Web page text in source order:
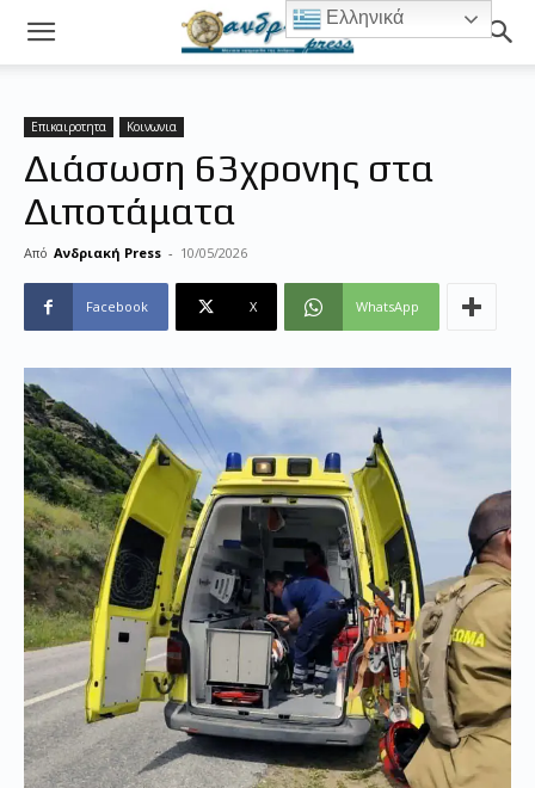
Επικαιροτητα Κοινωνια
Διάσωση 63χρονης στα
Διποτάματα
Από Ανδριακή Press - 10/05/2026
Facebook X WhatsApp
Ελληνικά